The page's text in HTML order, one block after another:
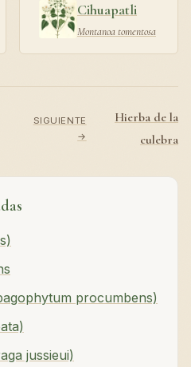
Cihuapatli
Montanoa tomentosa
SIGUIENTE
→
Hierba de la
culebra
procumbens)
jussieui)